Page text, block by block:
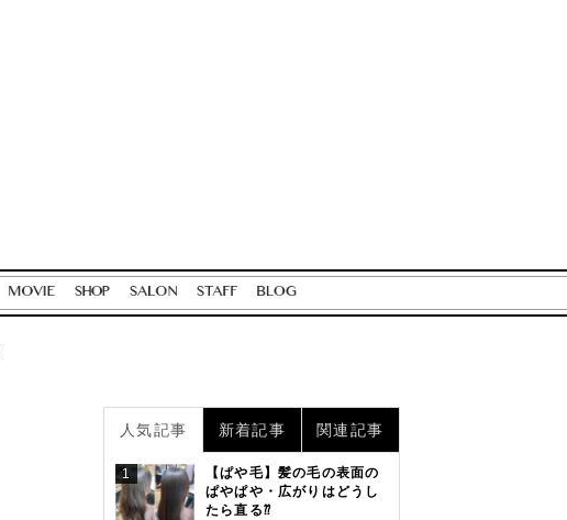
人気記事 新着記事 関連記事
1
【ぱや毛】髪の毛の表面の
ぱやぱや・広がりはどうし
たら直る⁇